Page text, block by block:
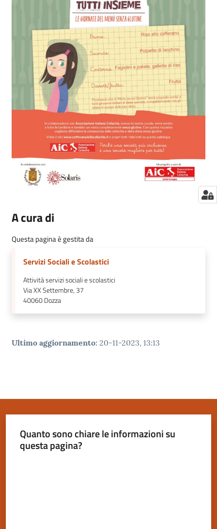
A cura di
Questa pagina è gestita da
Servizi Sociali e Scolastici
Attività servizi sociali e scolastici
Via XX Settembre, 37
40060Dozza
Ultimo aggiornamento: 20-11-2023, 13:13
Quanto sono chiare le informazioni su
questa pagina?